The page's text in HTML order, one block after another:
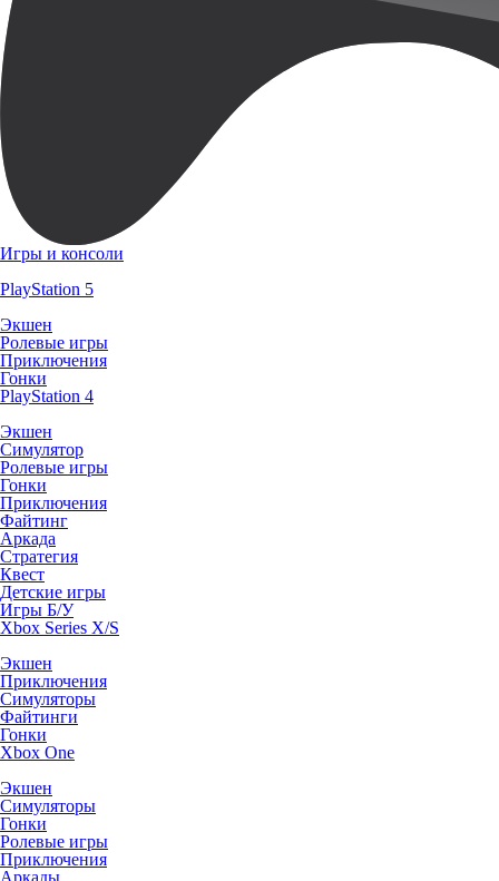
Игры и консоли
PlayStation 5
Экшен
Ролевые игры
Приключения
Гонки
PlayStation 4
Экшен
Симулятор
Ролевые игры
Гонки
Приключения
Файтинг
Аркада
Стратегия
Квест
Детские игры
Игры Б/У
Xbox Series X/S
Экшен
Приключения
Симуляторы
Файтинги
Гонки
Xbox One
Экшен
Симуляторы
Гонки
Ролевые игры
Приключения
Аркады